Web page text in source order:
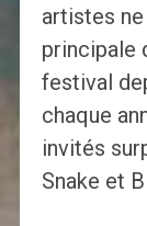
artistes
principale
festival
chaque
invités
Snake et